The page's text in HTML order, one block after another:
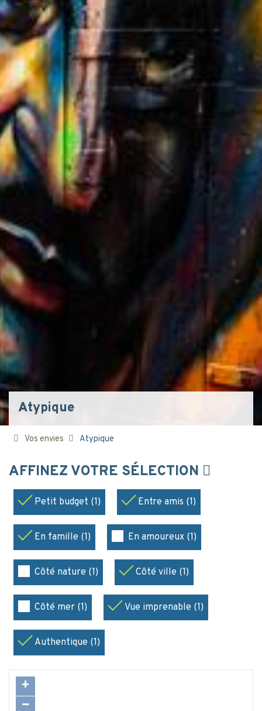
Atypique
Vos envies Atypique
AFFINEZ VOTRE SÉLECTION
Petit budget (1) Entre amis (1)
En famille (1) En amoureux (1)
Côté nature (1) Côté ville (1)
Côté mer (1) Vue imprenable (1)
Authentique (1)
+
−